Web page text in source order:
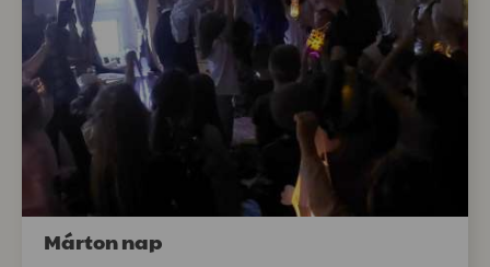
Márton nap